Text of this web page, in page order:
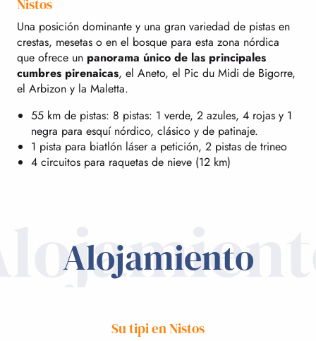
Nistos
Una posición dominante y una gran variedad de pistas en
crestas, mesetas o en el bosque para esta zona nórdica
que ofrece un panorama único de las principales
cumbres pirenaicas, el Aneto, el Pic du Midi de Bigorre,
el Arbizon y la Maletta.
55 km de pistas: 8 pistas: 1 verde, 2 azules, 4 rojas y 1
negra para esquí nórdico, clásico y de patinaje.
1 pista para biatlón láser a petición, 2 pistas de trineo
4 circuitos para raquetas de nieve (12 km)
Alojamiento
Su tipi en Nistos